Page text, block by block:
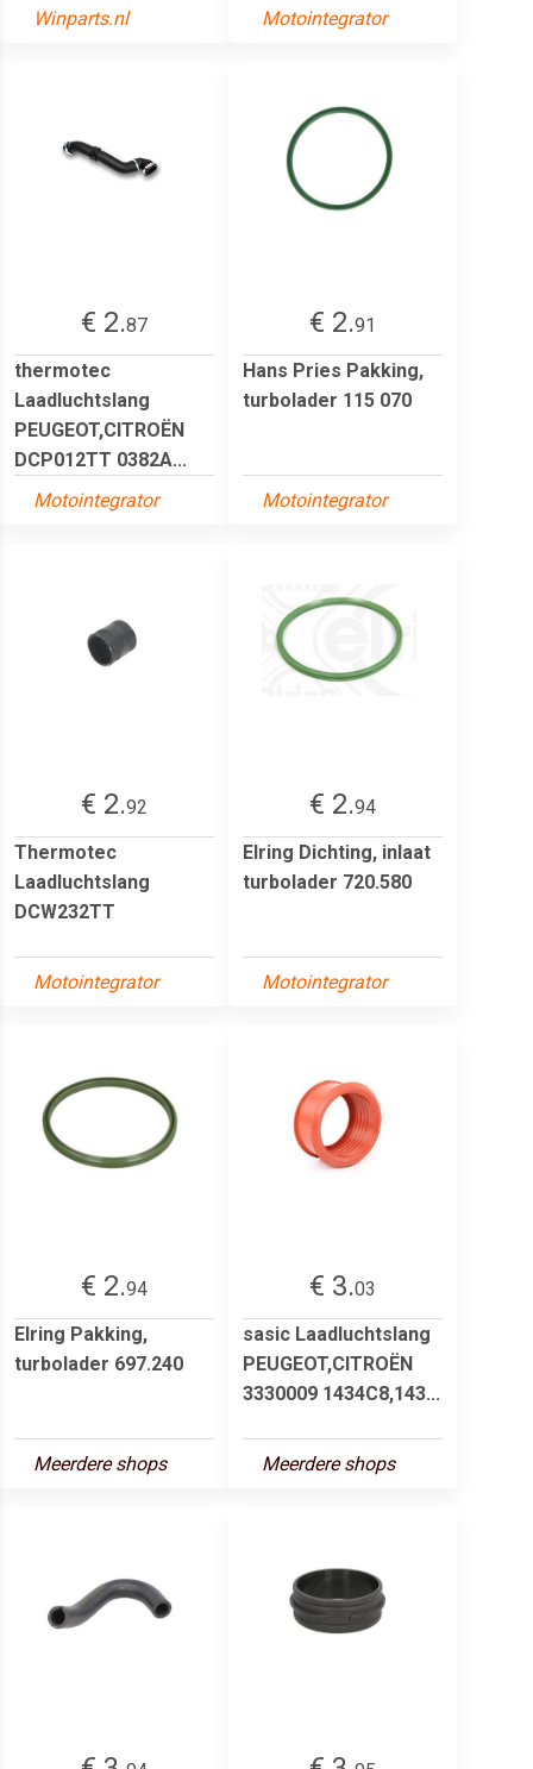
Winparts.nl
Motointegrator
€ 2.87
thermotec
Laadluchtslang
PEUGEOT,CITROËN
DCP012TT 0382A...
Motointegrator
€ 2.91
Hans Pries Pakking,
turbolader 115 070
Motointegrator
€ 2.92
Thermotec
Laadluchtslang
DCW232TT
Motointegrator
€ 2.94
Elring Dichting, inlaat
turbolader 720.580
Motointegrator
€ 2.94
Elring Pakking,
turbolader 697.240
Meerdere shops
€ 3.03
sasic Laadluchtslang
PEUGEOT,CITROËN
3330009 1434C8,143...
Meerdere shops